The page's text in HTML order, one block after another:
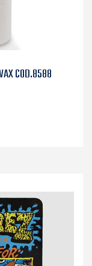
COD.8588